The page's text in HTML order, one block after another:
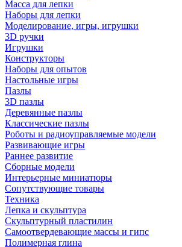
Масса для лепки
Наборы для лепки
Моделирование, игры, игрушки
3D ручки
Игрушки
Конструкторы
Наборы для опытов
Настольные игры
Пазлы
3D пазлы
Деревянные пазлы
Классические пазлы
Роботы и радиоуправляемые модели
Развивающие игры
Раннее развитие
Сборные модели
Интерьерные миниатюры
Сопутствующие товары
Техника
Лепка и скульптура
Скульптурный пластилин
Самоотвердевающие массы и гипс
Полимерная глина